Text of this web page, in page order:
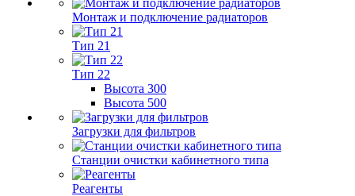
Монтаж и подключение радиаторов
Тип 21
Тип 22
Высота 300
Высота 500
Загрузки для фильтров
Станции очистки кабинетного типа
Реагенты